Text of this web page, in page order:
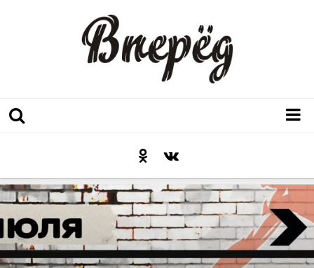
Послесловие к празднику
Факт
Неожиданный ракурс